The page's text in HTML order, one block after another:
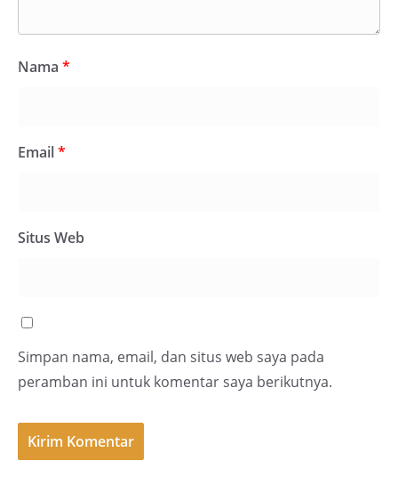
Nama *
Email*
Situs Web
Simpan nama, email, dan situs web saya pada
peramban ini untuk komentar saya berikutnya.